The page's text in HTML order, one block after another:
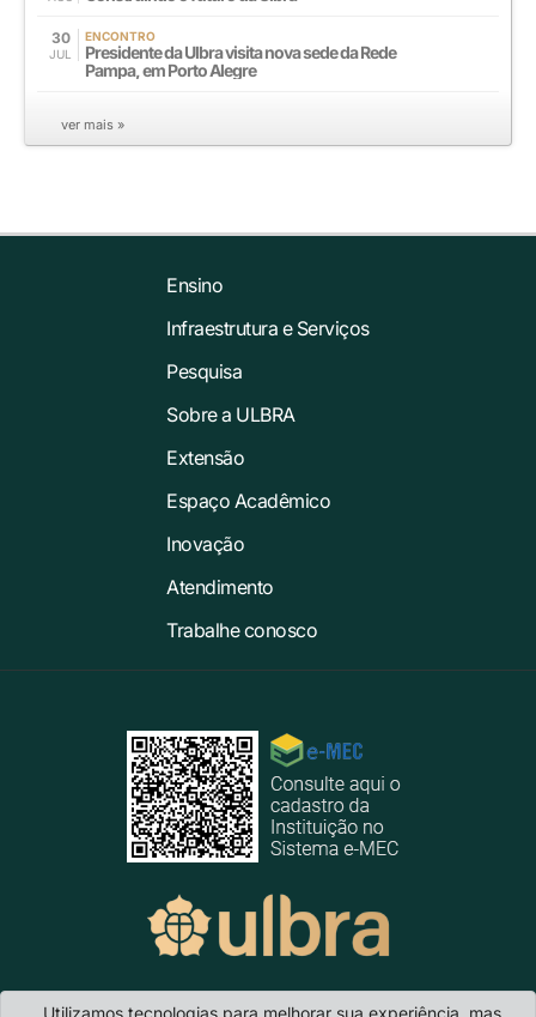
30
JUL
ENCONTRO
Presidente da Ulbra visita nova sede da Rede
Pampa, em Porto Alegre
ver mais »
Ensino
Infraestrutura e Serviços
Pesquisa
Sobre a ULBRA
Extensão
Espaço Acadêmico
Inovação
Atendimento
Trabalhe conosco
Utilizamos tecnologias para melhorar sua experiência, mas